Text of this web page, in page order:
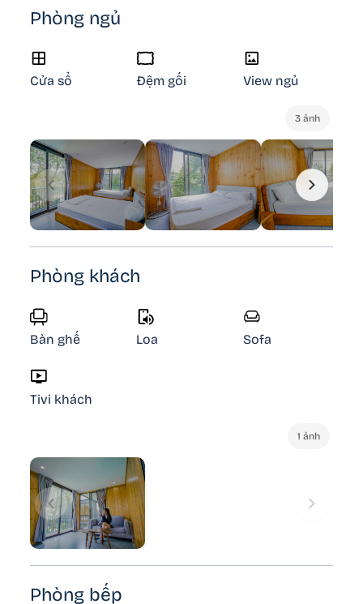
Phòng ngủ
Cửa sổ Đệm gối View ngủ
3 ảnh
Phòng khách
Bàn ghế Loa Sofa
Tivi khách
1 ảnh
Phòng bếp